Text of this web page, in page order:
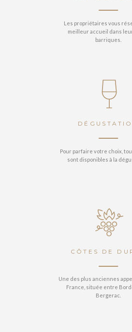
Les propriétaires vous
meilleur accueil dans
barriques.
Pour parfaire votre choix,
sont disponibles à la
CÔTES DE
Une des plus anciennes
France, située entre
Bergerac.